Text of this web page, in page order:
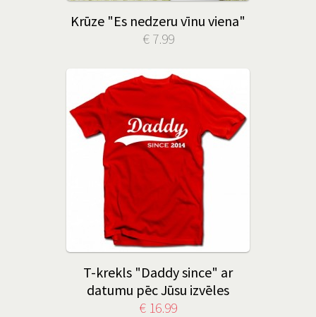
Krūze "Es nedzeru vīnu viena"
€ 7.99
T-krekls "Daddy since" ar
datumu pēc Jūsu izvēles
€ 16.99